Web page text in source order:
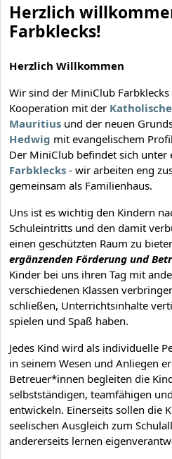
Herzlich
Farbklecks!
Herzlich Willkommen
Wir sind der MiniClub
Kooperation mit der
Mauritius und der neuen
Hedwig mit evangelischem
Der MiniClub befindet sich unter
Farbklecks - wir arbeiten eng
gemeinsam als Familienhaus.
Uns ist es wichtig den Kindern
Schuleintritts und den damit
einen geschützten Raum zu
ergänzenden Förderung und
Kinder bei uns ihren Tag mit
verschiedenen Klassen
schließen, Unterrichtsinhalte
spielen und Spaß haben.
Jedes Kind wird als individuelle
in seinem Wesen und Anliegen
Betreuer*innen begleiten die
selbstständigen, teamfähigen
entwickeln. Einerseits sollen die
seelischen Ausgleich zum
andererseits lernen